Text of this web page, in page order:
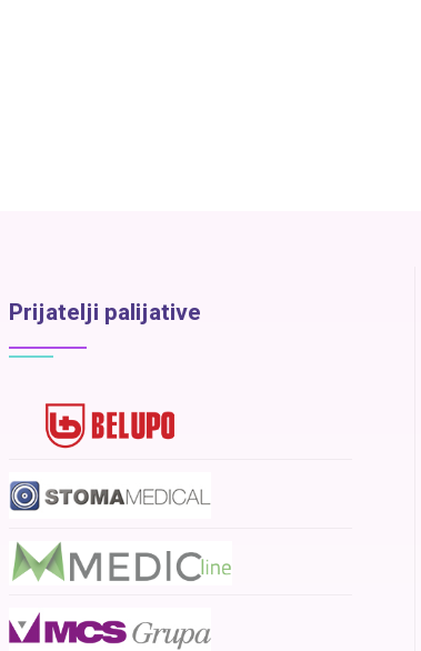
Prijatelji palijative